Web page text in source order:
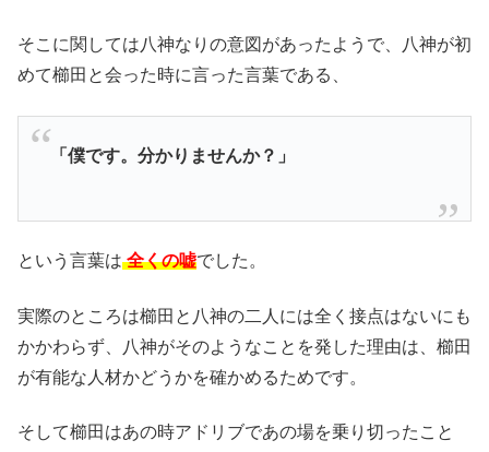
そこに関しては八神なりの意図があったようで、八神が初
めて櫛田と会った時に言った言葉である、
「僕です。分かりませんか？」
という言葉は全くの嘘でした。
実際のところは櫛田と八神の二人には全く接点はないにも
かかわらず、八神がそのようなことを発した理由は、櫛田
が有能な人材かどうかを確かめるためです。
そして櫛田はあの時アドリブであの場を乗り切ったこと